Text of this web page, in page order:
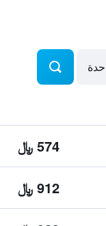
574 ﷼
912 ﷼